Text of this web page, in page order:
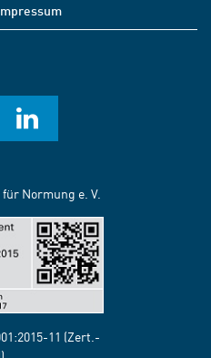
Normung e. V.
11 (Zert.-